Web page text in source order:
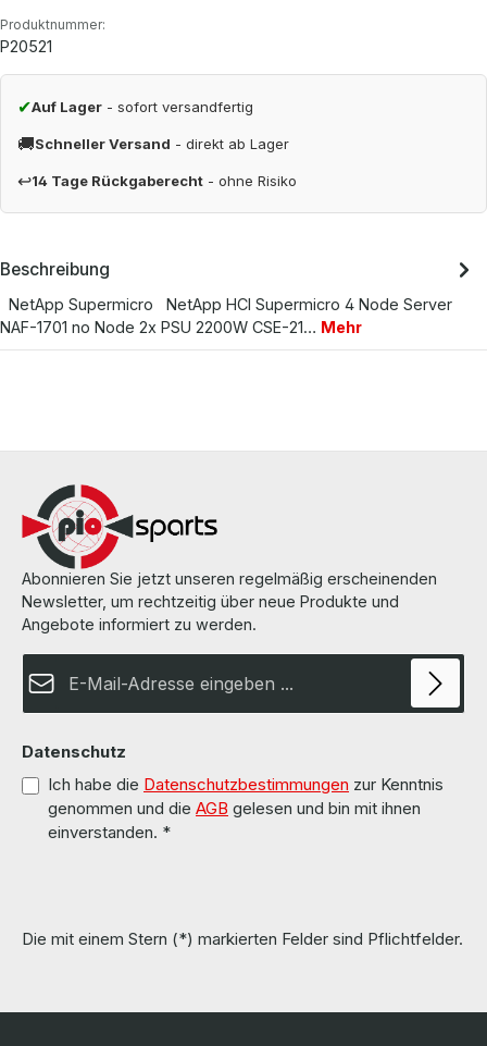
Produktnummer:
P20521
✔Auf Lager - sofort versandfertig
🚚Schneller Versand - direkt ab Lager
↩14 Tage Rückgaberecht - ohne Risiko
Beschreibung
NetApp Supermicro NetApp HCI Supermicro 4 Node Server
NAF-1701 no Node 2x PSU 2200W CSE-21… Mehr
Abonnieren Sie jetzt unseren regelmäßig erscheinenden
Newsletter, um rechtzeitig über neue Produkte und
Angebote informiert zu werden.
Datenschutz
Ich habe die Datenschutzbestimmungen zur Kenntnis
genommen und die AGB gelesen und bin mit ihnen
einverstanden. *
Die mit einem Stern (*) markierten Felder sind Pflichtfelder.